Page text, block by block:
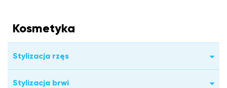
Kosmetyka
Stylizacja rzęs
Stylizacja brwi